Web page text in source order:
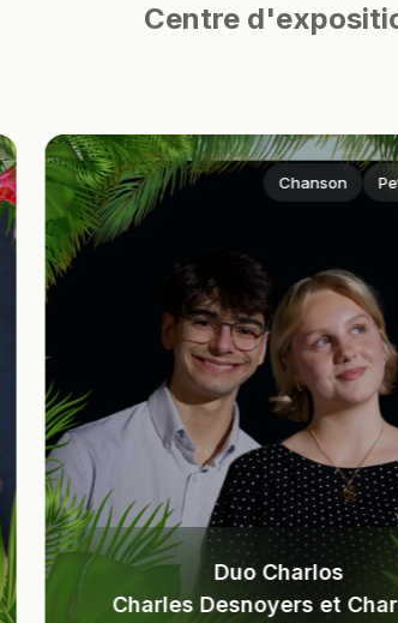
Centre
Chanson Petite forme
Duo Charlos
Desnoyers et Charlotte